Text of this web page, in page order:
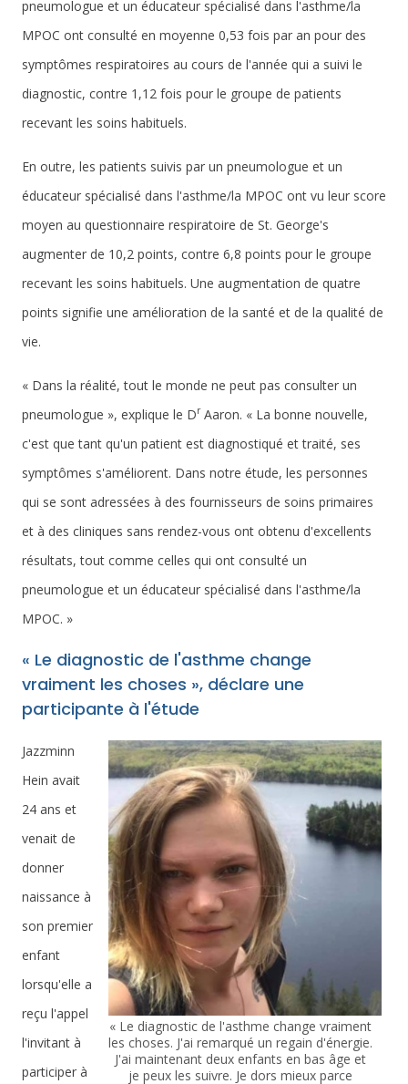
pneumologue et un éducateur spécialisé dans l'asthme/la
MPOC ont consulté en moyenne 0,53 fois par an pour des
symptômes respiratoires au cours de l'année qui a suivi le
diagnostic, contre 1,12 fois pour le groupe de patients
recevant les soins habituels.
En outre, les patients suivis par un pneumologue et un
éducateur spécialisé dans l'asthme/la MPOC ont vu leur score
moyen au questionnaire respiratoire de St. George's
augmenter de 10,2 points, contre 6,8 points pour le groupe
recevant les soins habituels. Une augmentation de quatre
points signifie une amélioration de la santé et de la qualité de
vie.
« Dans la réalité, tout le monde ne peut pas consulter un
pneumologue », explique le DrAaron. « La bonne nouvelle,
c'est que tant qu'un patient est diagnostiqué et traité, ses
symptômes s'améliorent. Dans notre étude, les personnes
qui se sont adressées à des fournisseurs de soins primaires
et à des cliniques sans rendez-vous ont obtenu d'excellents
résultats, tout comme celles qui ont consulté un
pneumologue et un éducateur spécialisé dans l'asthme/la
MPOC. »
« Le diagnostic de l'asthme change
vraiment les choses », déclare une
participante à l'étude
« Le diagnostic de l'asthme change vraiment
les choses. J'ai remarqué un regain d'énergie.
J'ai maintenant deux enfants en bas âge et
je peux les suivre. Je dors mieux parce
Jazzminn
Hein avait
24 ans et
venait de
donner
naissance à
son premier
enfant
lorsqu'elle a
reçu l'appel
l'invitant à
participer à